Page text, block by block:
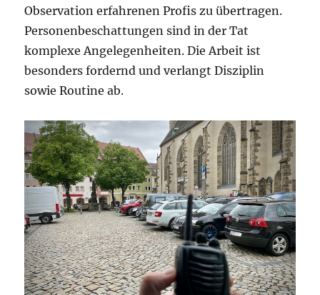
Observation erfahrenen Profis zu übertragen.
Personenbeschattungen sind in der Tat
komplexe Angelegenheiten. Die Arbeit ist
besonders fordernd und verlangt Disziplin
sowie Routine ab.